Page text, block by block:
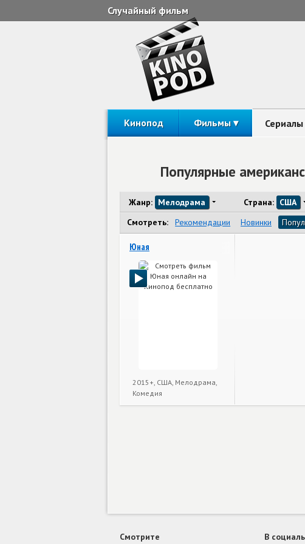
Случайный фильм
Кинопод Фильмы Сериалы
Популярные
Жанр: Мелодрама Страна: США
Смотреть: Рекомендации Новинки
Юная
2015+, США, Мелодрама,
Комедия
Смотрите В